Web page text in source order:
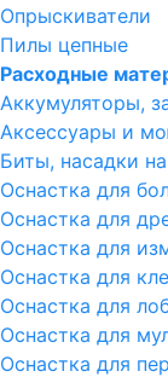
Опрыскиватели
Пилы цепные
Расходные
Аккумуляторы,
Аксессуары и
Биты, насадки
Оснастка для
Оснастка для
Оснастка для
Оснастка для
Оснастка для
Оснастка для
Оснастка для